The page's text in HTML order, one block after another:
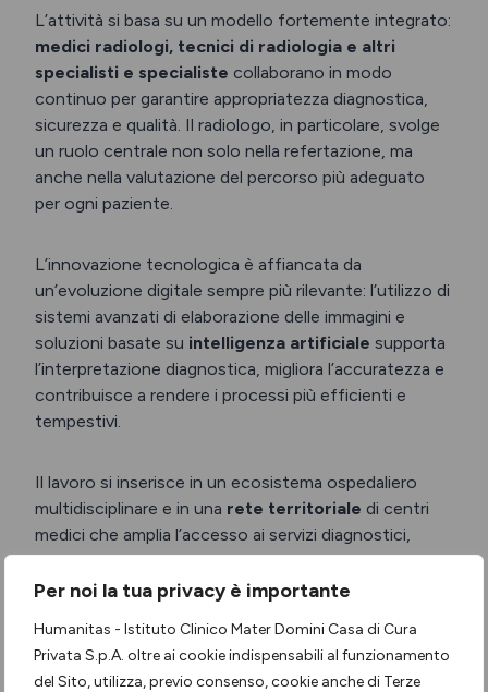
Per noi la tua privacy è importante
Humanitas - Istituto Clinico Mater Domini Casa di Cura
Privata S.p.A. oltre ai cookie indispensabili al funzionamento
del Sito, utilizza, previo consenso, cookie anche di Terze
L’attività si basa su un modello fortemente integrato:
medici radiologi, tecnici di radiologia e altri
specialisti e specialiste collaborano in modo
continuo per garantire appropriatezza diagnostica,
sicurezza e qualità. Il radiologo, in particolare, svolge
un ruolo centrale non solo nella refertazione, ma
anche nella valutazione del percorso più adeguato
per ogni paziente.
L’innovazione tecnologica è affiancata da
un’evoluzione digitale sempre più rilevante: l’utilizzo di
sistemi avanzati di elaborazione delle immagini e
soluzioni basate su intelligenza artificiale supporta
l’interpretazione diagnostica, migliora l’accuratezza e
contribuisce a rendere i processi più efficienti e
tempestivi.
Il lavoro si inserisce in un ecosistema ospedaliero
multidisciplinare e in una rete territoriale di centri
medici che amplia l’accesso ai servizi diagnostici,
garantendo continuità e presa in carico del paziente
anche nei percorsi più complessi.
Scopri il centro radiologico